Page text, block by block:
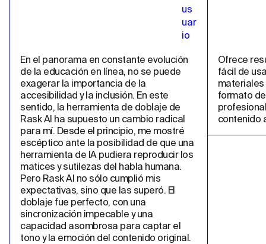
En el panorama en constante evolución
de la educación en línea, no se puede
exagerar la importancia de la
accesibilidad y la inclusión. En este
sentido, la herramienta de doblaje de
Rask AI ha supuesto un cambio radical
para mí. Desde el principio, me mostré
escéptico ante la posibilidad de que una
herramienta de IA pudiera reproducir los
matices y sutilezas del habla humana.
Pero Rask AI no sólo cumplió mis
expectativas, sino que las superó. El
doblaje fue perfecto, con una
sincronización impecable y una
capacidad asombrosa para captar el
tono y la emoción del contenido original.
Ofrece
fácil de
materiales
formato
contenido